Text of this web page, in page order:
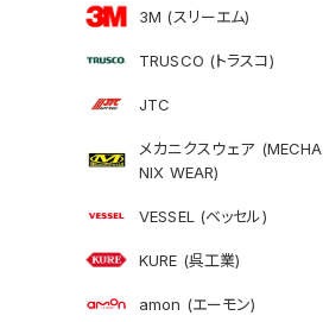
3M (スリーエム)
TRUSCO (トラスコ)
JTC
メカニクスウェア (MECHA
NIX WEAR)
VESSEL (ベッセル)
KURE (呉工業)
amon (エーモン)